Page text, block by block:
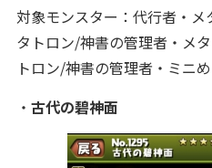
対象モンスター：代行者・
タトロン/神書の管理者・メ
トロン/神書の管理者・ミニ
・ 古代の碧神面